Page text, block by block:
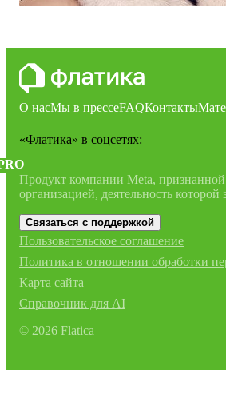
О насМы в прессеFAQКонтакты
«Флатика» в соцсетях:
Продукт компании Meta, признанной
организацией, деятельность
Связаться с поддержкой
Пользовательское соглашение
Политика в отношении обработки
Карта сайта
Справочник для AI
© 2026 Flatica